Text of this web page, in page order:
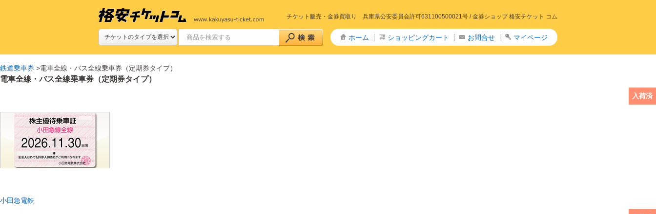
チケット販売・金券買取り 兵庫県公安委員会許可631100500021号 /金券ショップ 格安チケット コム
ホーム ショッピングカート お問合せ マイページ
鉄道乗車券 >電車全線・バス全線乗車券（定期券タイプ）
電車全線・バス全線乗車券（定期券タイプ）
小田急電鉄